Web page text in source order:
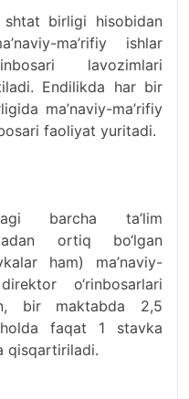
birligi hisobidan
ma’rifiy ishlar
lavozimlari
Endilikda har bir
ma’naviy-ma’rifiy
faoliyat yuritadi.
barcha ta’lim
ortiq bo‘lgan
ham) ma’naviy-
o‘rinbosarlari
bir maktabda 2,5
faqat 1 stavka
qisqartiriladi.